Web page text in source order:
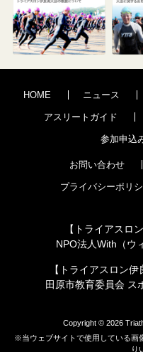
HOME ニュース
アスリートガイド
参加申込
お問い合わせ
プライバシーポリ
【トライアスロ
NPO法人With（
【トライアスロン
田原市教育委員会
Copyright © 2026
※当ウェブサイトで使用している画
り